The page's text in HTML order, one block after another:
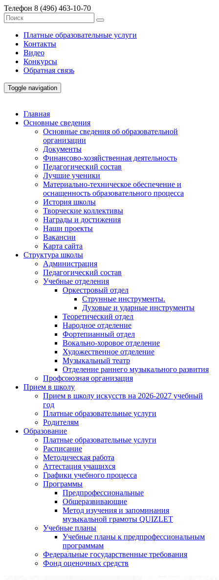
Телефон 8 (496) 463-10-70
Платные образовательные услуги
Контакты
Видео
Конкурсы
Обратная связь
Toggle navigation
Главная
Основные сведения
Основные сведения об образовательной
организации
Документы
Финансово-хозяйственная деятельность
Педагогический состав
Лучшие ученики
Материально-техническое обеспечение и
оснащенность образовательного процесса
История школы
Творческие коллективы
Награды и достижения
Наши проекты
Вакансии
Карта сайта
Структура школы
Администрация
Педагогический состав
Учебные отделения
Оркестровый отдел
Струнные инструменты.
Духовые и ударные инструменты
Теоретический отдел
Народное отделение
Фортепианный отдел
Вокально-хоровое отделение
Художественное отделение
Музыкальный театр
Отделение раннего музыкального развития
Профсоюзная организация
Прием в школу
Прием в школу искусств на 2026-2027 учебный
год
Платные образовательные услуги
Родителям
Образование
Платные образовательные услуги
Расписание
Методическая работа
Аттестация учащихся
Графики учебного процесса
Программы
Предпрофессиональные
Общеразвивающие
Метод изучения и запоминания
музыкальной грамоты QUIZLET
Учебные планы
Учебные планы к предпрофессиональным
программам
Федеральные государственные требования
Фонд оценочных средств